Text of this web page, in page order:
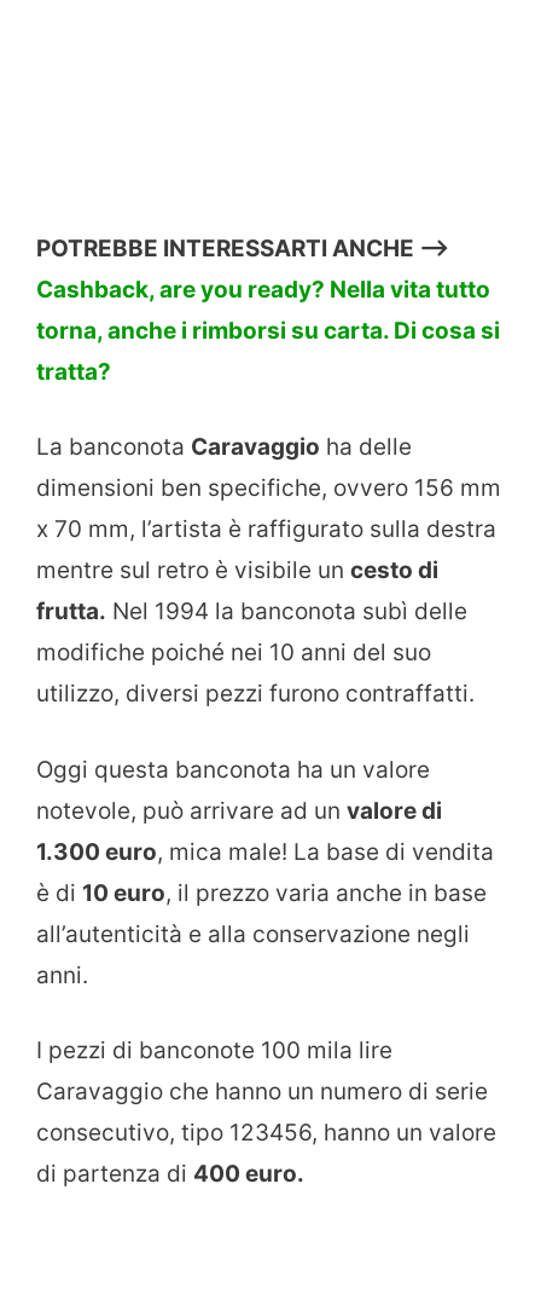
POTREBBE INTERESSARTI ANCHE —>
Cashback, are you ready? Nella vita tutto
torna, anche i rimborsi su carta. Di cosa si
tratta?
La banconota Caravaggio ha delle
dimensioni ben specifiche, ovvero 156 mm
x 70 mm, l’artista è raffigurato sulla destra
mentre sul retro è visibile un cesto di
frutta. Nel 1994 la banconota subì delle
modifiche poiché nei 10 anni del suo
utilizzo, diversi pezzi furono contraffatti.
Oggi questa banconota ha un valore
notevole, può arrivare ad un valore di
1.300 euro, mica male! La base di vendita
è di 10 euro, il prezzo varia anche in base
all’autenticità e alla conservazione negli
anni.
I pezzi di banconote 100 mila lire
Caravaggio che hanno un numero di serie
consecutivo, tipo 123456, hanno un valore
di partenza di 400 euro.